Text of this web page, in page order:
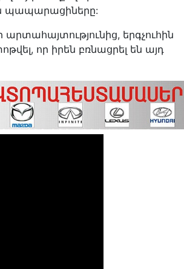
պապարացիները:
երգչուհին
որ իրեն բռնացրել են այդ